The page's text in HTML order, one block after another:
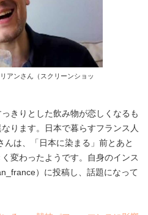
アンさん（スクリーンショッ
きりとした飲み物が恋しくなるも
ります。日本で暮らすフランス人
は、「日本に染まる」前とあと
変わったようです。自身のインス
）に投稿し、話題になって